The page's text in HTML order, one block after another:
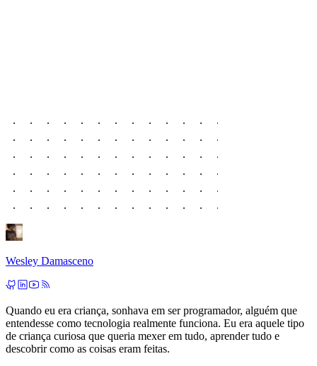
Wesley Damasceno
Quando eu era criança, sonhava em ser programador, alguém que
entendesse como tecnologia realmente funciona. Eu era aquele tipo
de criança curiosa que queria mexer em tudo, aprender tudo e
descobrir como as coisas eram feitas.